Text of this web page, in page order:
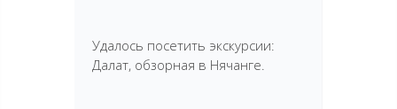
Удалось посетить экскурсии:
Далат, обзорная в Нячанге.